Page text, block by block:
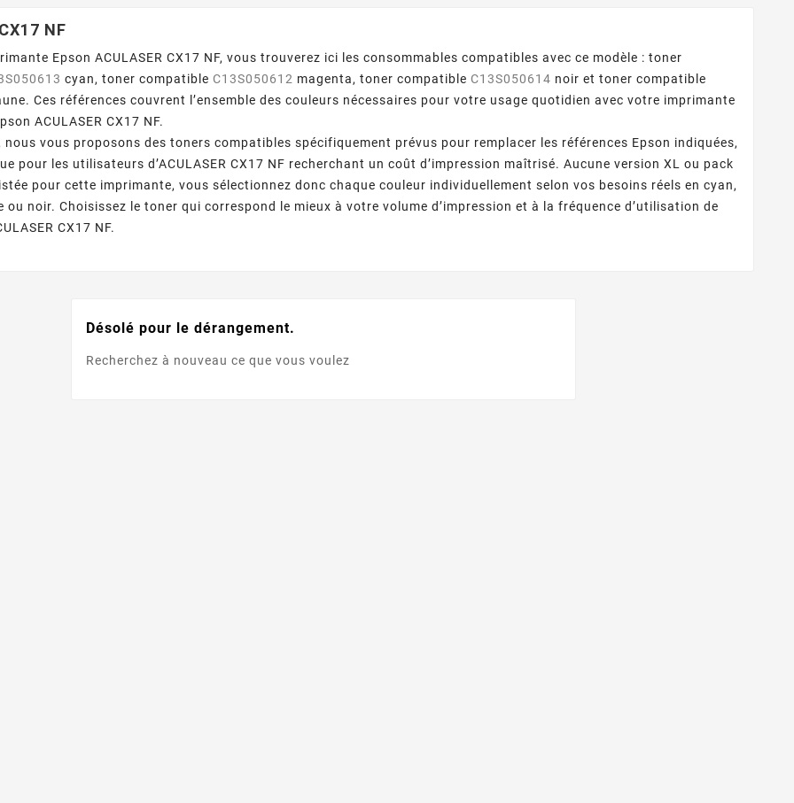
NF
Epson ACULASER CX17 NF, vous trouverez ici les consommables compatibles avec ce modèle : toner
cyan, toner compatibleC13S050612 magenta, toner compatibleC13S050614 noir et toner compatible
Ces références couvrent l’ensemble des couleurs nécessaires pour votre usage quotidien avec votre imprimante
ACULASER CX17 NF.
nous vous proposons des toners compatibles spécifiquement prévus pour remplacer les références Epson indiquées,
pour les utilisateurs d’ACULASER CX17 NF recherchant un coût d’impression maîtrisé. Aucune version XL ou pack
pour cette imprimante, vous sélectionnez donc chaque couleur individuellement selon vos besoins réels en cyan,
ou noir. Choisissez le toner qui correspond le mieux à votre volume d’impression et à la fréquence d’utilisation de
CX17 NF.
Désolé pour le dérangement.
Recherchez à nouveau ce que vous voulez